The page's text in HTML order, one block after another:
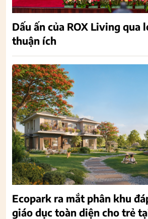
Dấu ấn của ROX Living qua
thuận ích
Ecopark ra mắt phân khu
giáo dục toàn diện cho trẻ